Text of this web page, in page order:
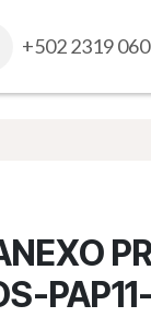
Reportes
+502 2319